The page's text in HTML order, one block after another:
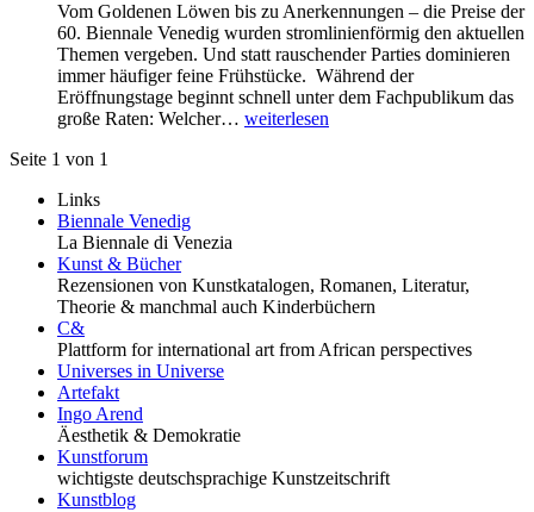
Vom Goldenen Löwen bis zu Anerkennungen – die Preise der
60. Biennale Venedig wurden stromlinienförmig den aktuellen
Themen vergeben. Und statt rauschender Parties dominieren
immer häufiger feine Frühstücke. Während der
Eröffnungstage beginnt schnell unter dem Fachpublikum das
große Raten: Welcher… weiterlesen
Seite 1 von 1
Links
Biennale Venedig
La Biennale di Venezia
Kunst & Bücher
Rezensionen von Kunstkatalogen, Romanen, Literatur,
Theorie & manchmal auch Kinderbüchern
C&
Plattform for international art from African perspectives
Universes in Universe
Artefakt
Ingo Arend
Äesthetik & Demokratie
Kunstforum
wichtigste deutschsprachige Kunstzeitschrift
Kunstblog